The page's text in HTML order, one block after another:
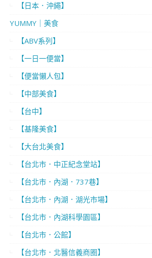
【日本．沖繩】
YUMMY｜美食
【ABV系列】
【一日一便當】
【便當懶人包】
【中部美食】
【台中】
【基隆美食】
【大台北美食】
【台北市．中正紀念堂站】
【台北市．內湖．737巷】
【台北市．內湖．湖光市場】
【台北市．內湖科學園區】
【台北市．公館】
【台北市．北醫信義商圈】